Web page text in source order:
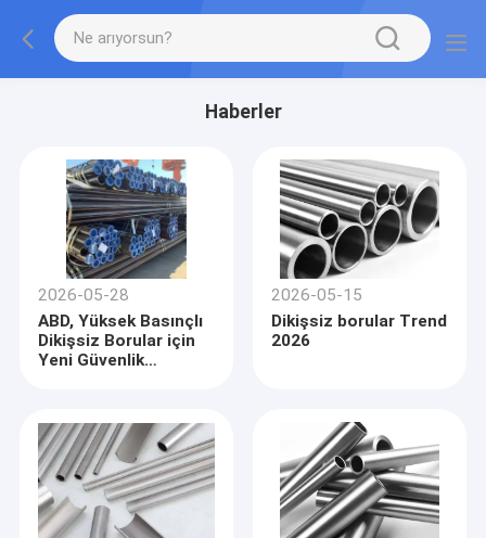
Haberler
2026-05-28
ABD, Yüksek Basınçlı
Dikişsiz Borular için
Yeni Güvenlik
2026-05-15
Dikişsiz borular Trend
2026